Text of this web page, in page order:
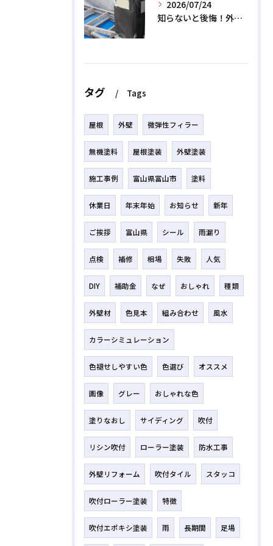
2026/07/24
知らないと後悔！外壁塗装で無機質塗料を選ぶデメリットと3つの罠
タグ Tags
屋根 外壁 微弾性フィラー
無機塗料 屋根塗装 外壁塗装
施工事例 富山県富山市 塗料
休業日 年末年始 お知らせ 新年
ご挨拶 富山県 シール 雨漏り
点検 補修 相場 失敗 人気
DIY 補助金 なぜ おしゃれ 種類
外壁材 色見本 組み合わせ 風水
カラーシミュレーション
色褪せしやすい色 色選び オススメ
画像 グレー おしゃれな色
塗りなおし サイディング 吹付
リシン吹付 ローラー塗装 防水工事
外壁リフォーム 吹付タイル スタッコ
吹付ローラー塗装 特徴
吹付エポキシ塗装 雨 長期間 足場